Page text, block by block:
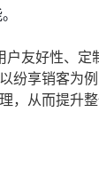
友好性、
享销客为
从而提升